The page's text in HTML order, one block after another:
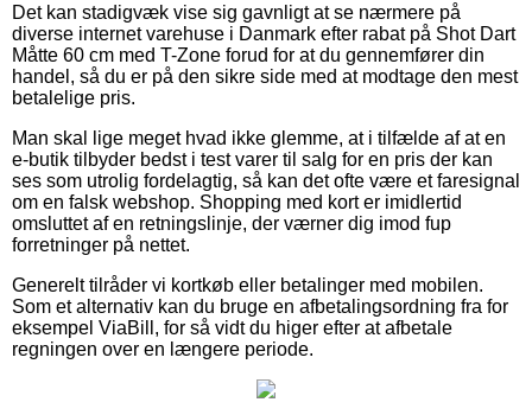
Det kan stadigvæk vise sig gavnligt at se nærmere på
diverse internet varehuse i Danmark efter rabat på Shot Dart
Måtte 60 cm med T-Zone forud for at du gennemfører din
handel, så du er på den sikre side med at modtage den mest
betalelige pris.
Man skal lige meget hvad ikke glemme, at i tilfælde af at en
e-butik tilbyder bedst i test varer til salg for en pris der kan
ses som utrolig fordelagtig, så kan det ofte være et faresignal
om en falsk webshop. Shopping med kort er imidlertid
omsluttet af en retningslinje, der værner dig imod fup
forretninger på nettet.
Generelt tilråder vi kortkøb eller betalinger med mobilen.
Som et alternativ kan du bruge en afbetalingsordning fra for
eksempel ViaBill, for så vidt du higer efter at afbetale
regningen over en længere periode.